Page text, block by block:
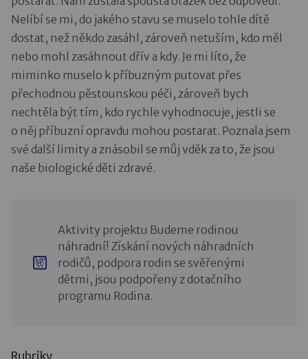
Nelíbí se mi, do jakého stavu se muselo tohle dítě
dostat, než někdo zasáhl, zároveň netuším, kdo měl
nebo mohl zasáhnout dřív a kdy. Je mi líto, že
miminko muselo k příbuzným putovat přes
přechodnou pěstounskou péči, zároveň bych
nechtěla být tím, kdo rychle vyhodnocuje, jestli se
o něj příbuzní opravdu mohou postarat. Poznala jsem
své další limity a znásobil se můj vděk za to, že jsou
naše biologické děti zdravé.
Aktivity projektu Budeme rodinou
náhradní! Získání nových náhradních
rodičů, podpora rodin se svěřenými
dětmi, jsou podpořeny z dotačního
programu Rodina.